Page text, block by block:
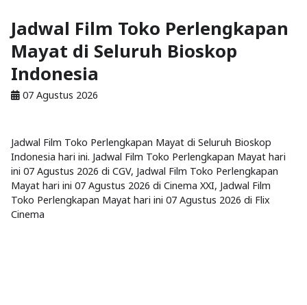
Jadwal Film Toko Perlengkapan
Mayat di Seluruh Bioskop
Indonesia
07 Agustus 2026
Jadwal Film Toko Perlengkapan Mayat di Seluruh Bioskop
Indonesia hari ini. Jadwal Film Toko Perlengkapan Mayat hari
ini 07 Agustus 2026 di CGV, Jadwal Film Toko Perlengkapan
Mayat hari ini 07 Agustus 2026 di Cinema XXI, Jadwal Film
Toko Perlengkapan Mayat hari ini 07 Agustus 2026 di Flix
Cinema